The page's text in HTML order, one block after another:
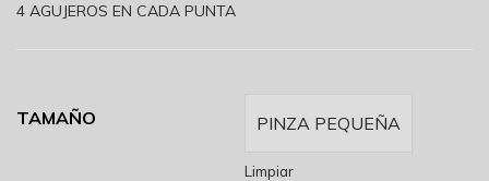
4 AGUJEROS EN CADA PUNTA
TAMAÑO
Limpiar